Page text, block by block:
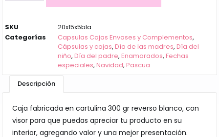
SKU
20x15x5bla
Categorías
Capsulas Cajas Envases y Complementos,
Cápsulas y cajas,Día de las madres,Día del
niño,Día del padre,Enamorados,Fechas
especiales,Navidad,Pascua
Descripción
Caja fabricada en cartulina 300 gr reverso blanco, con
visor para que puedas apreciar tu producto en su
interior, agregando valor y una mejor presentación.